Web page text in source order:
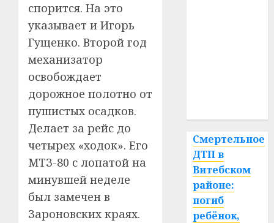
спорится. На это
указывает и Игорь
Гущенко. Второй год
механизатор
освобождает
дорожное полотно от
пушистых осадков.
Делает за рейс до
четырех «ходок». Его
МТЗ-80 с лопатой на
минувшей неделе
был замечен в
Зароновских краях.
Смертельное
ДТП в
Витебском
районе:
погиб
ребёнок,